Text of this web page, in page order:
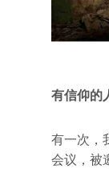
有信仰的
有一次，
会议，被